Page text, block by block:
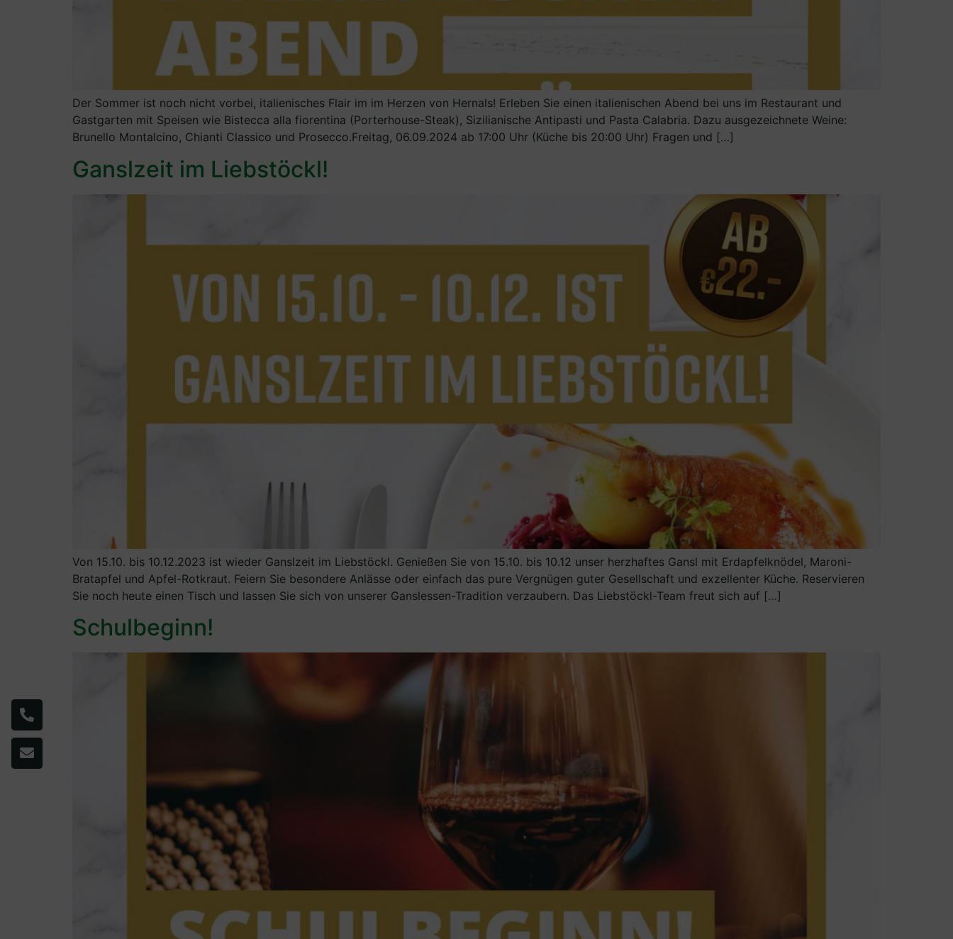
Der Sommer ist noch nicht vorbei, italienisches Flair im im Herzen von Hernals! Erleben Sie einen italienischen Abend bei uns im Restaurant und
Gastgarten mit Speisen wie Bistecca alla fiorentina (Porterhouse-Steak), Sizilianische Antipasti und Pasta Calabria. Dazu ausgezeichnete Weine:
Brunello Montalcino, Chianti Classico und Prosecco.Freitag, 06.09.2024 ab 17:00 Uhr (Küche bis 20:00 Uhr) Fragen und […]
Ganslzeit im Liebstöckl!
Von 15.10. bis 10.12.2023 ist wieder Ganslzeit im Liebstöckl. Genießen Sie von 15.10. bis 10.12 unser herzhaftes Gansl mit Erdapfelknödel, Maroni-
Bratapfel und Apfel-Rotkraut. Feiern Sie besondere Anlässe oder einfach das pure Vergnügen guter Gesellschaft und exzellenter Küche. Reservieren
Sie noch heute einen Tisch und lassen Sie sich von unserer Ganslessen-Tradition verzaubern. Das Liebstöckl-Team freut sich auf […]
Schulbeginn!